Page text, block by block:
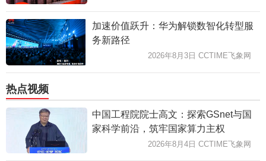
加速价值跃升：华为解锁数智化转型服
务新路径
2026年8月3日 CCTIME飞象网
热点视频
中国工程院院士高文：探索GSnet与国
家科学前沿，筑牢国家算力主权
2026年8月4日 CCTIME飞象网